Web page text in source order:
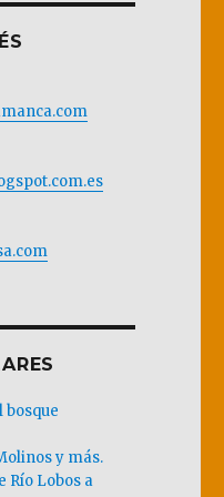
bosque
y más.
Río Lobos a